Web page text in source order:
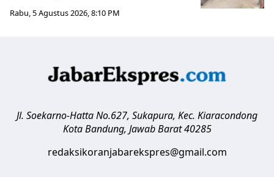
Rabu, 5 Agustus 2026, 8:10 PM
Jl. Soekarno-Hatta No.627, Sukapura, Kec. Kiaracondong
Kota Bandung, Jawab Barat 40285
redaksikoranjabarekspres@gmail.com